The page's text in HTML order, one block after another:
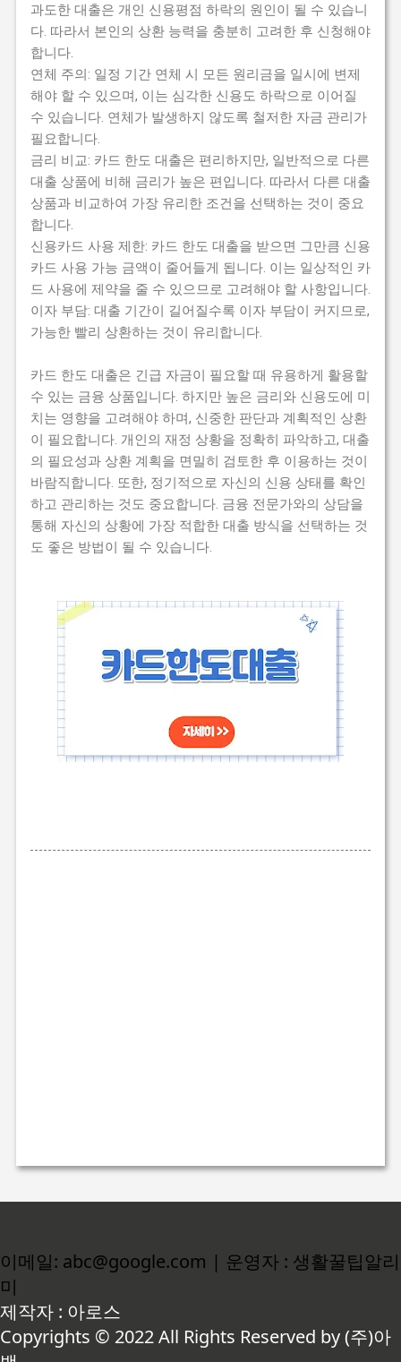
과도한 대출은 개인 신용평점 하락의 원인이 될 수 있습니
다. 따라서 본인의 상환 능력을 충분히 고려한 후 신청해야
합니다.
연체 주의: 일정 기간 연체 시 모든 원리금을 일시에 변제
해야 할 수 있으며, 이는 심각한 신용도 하락으로 이어질
수 있습니다. 연체가 발생하지 않도록 철저한 자금 관리가
필요합니다.
금리 비교: 카드 한도 대출은 편리하지만, 일반적으로 다른
대출 상품에 비해 금리가 높은 편입니다. 따라서 다른 대출
상품과 비교하여 가장 유리한 조건을 선택하는 것이 중요
합니다.
신용카드 사용 제한: 카드 한도 대출을 받으면 그만큼 신용
카드 사용 가능 금액이 줄어들게 됩니다. 이는 일상적인 카
드 사용에 제약을 줄 수 있으므로 고려해야 할 사항입니다.
이자 부담: 대출 기간이 길어질수록 이자 부담이 커지므로,
가능한 빨리 상환하는 것이 유리합니다.
카드 한도 대출은 긴급 자금이 필요할 때 유용하게 활용할
수 있는 금융 상품입니다. 하지만 높은 금리와 신용도에 미
치는 영향을 고려해야 하며, 신중한 판단과 계획적인 상환
이 필요합니다. 개인의 재정 상황을 정확히 파악하고, 대출
의 필요성과 상환 계획을 면밀히 검토한 후 이용하는 것이
바람직합니다. 또한, 정기적으로 자신의 신용 상태를 확인
하고 관리하는 것도 중요합니다. 금융 전문가와의 상담을
통해 자신의 상황에 가장 적합한 대출 방식을 선택하는 것
도 좋은 방법이 될 수 있습니다.
이메일: abc@google.com | 운영자 : 생활꿀팁알리
미
제작자 : 아로스
Copyrights © 2022 All Rights Reserved by (주)아